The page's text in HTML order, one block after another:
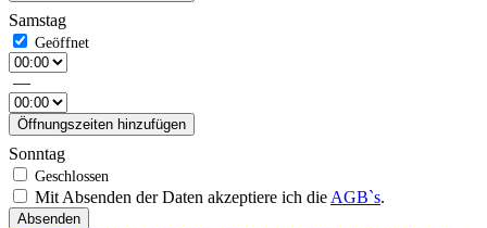
Samstag
—
Öffnungszeiten hinzufügen
Sonntag
Mit Absenden der Daten akzeptiere ich die AGB`s.
Absenden